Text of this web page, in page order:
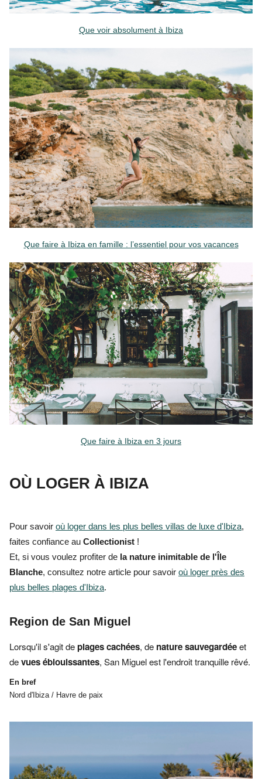
Que voir absolument à Ibiza
Que faire à Ibiza en famille : l’essentiel pour vos vacances
Que faire à Ibiza en 3 jours
OÙ LOGER À IBIZA
Pour savoir où loger dans les plus belles villas de luxe d'Ibiza,
faites confiance au Collectionist !
Et, si vous voulez profiter de la nature inimitable de l'Île
Blanche, consultez notre article pour savoir où loger près des
plus belles plages d'Ibiza.
Region de San Miguel
Lorsqu'il s'agit deplages cachées, de nature sauvegardéeet
devues éblouissantes, San Miguel est l'endroit tranquille rêvé.
En bref
Nord d'Ibiza / Havre de paix